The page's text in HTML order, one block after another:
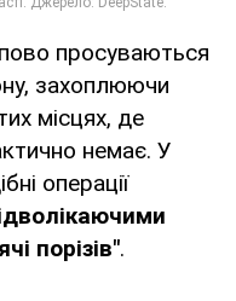
просуваються
захоплюючи
місцях, де
немає. У
операції
порізів".